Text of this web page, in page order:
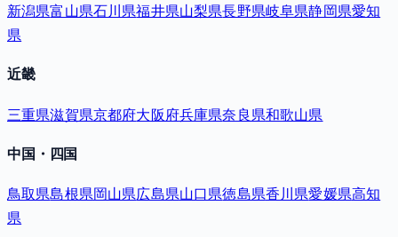
新潟県富山県石川県福井県山梨県長野県岐阜県静岡県愛知
県
近畿
三重県滋賀県京都府大阪府兵庫県奈良県和歌山県
中国・四国
鳥取県島根県岡山県広島県山口県徳島県香川県愛媛県高知
県